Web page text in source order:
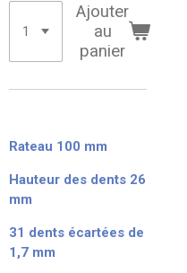
Ajouter
au
panier
Rateau 100 mm
Hauteur des dents 26
mm
31 dents écartées de
1,7 mm